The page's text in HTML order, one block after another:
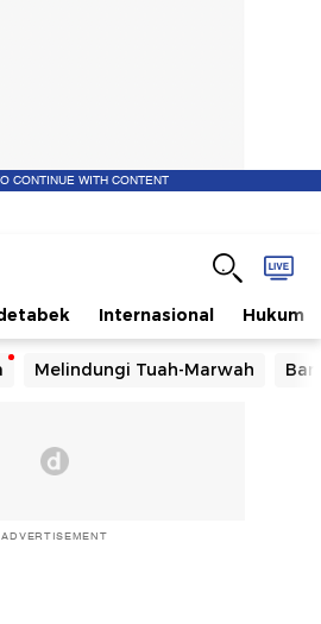
CONTINUE WITH CONTENT
Internasional Hukum
Melindungi Tuah-Marwah
ADVERTISEMENT